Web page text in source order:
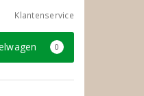
Klantenservice
0